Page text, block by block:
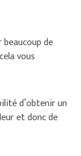
de
vous
d’obtenir un
et donc de